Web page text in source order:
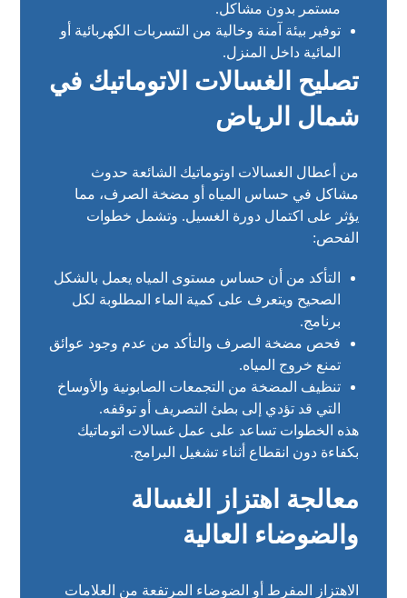
مستمر بدون مشاكل.
توفير بيئة آمنة وخالية من التسربات الكهربائية أو
المائية داخل المنزل.
تصليح الغسالات الاتوماتيك في
شمال الرياض
من أعطال الغسالات اوتوماتيك الشائعة حدوث
مشاكل في حساس المياه أو مضخة الصرف، مما
يؤثر على اكتمال دورة الغسيل. وتشمل خطوات
الفحص:
التأكد من أن حساس مستوى المياه يعمل بالشكل
الصحيح ويتعرف على كمية الماء المطلوبة لكل
برنامج.
فحص مضخة الصرف والتأكد من عدم وجود عوائق
تمنع خروج المياه.
تنظيف المضخة من التجمعات الصابونية والأوساخ
التي قد تؤدي إلى بطئ التصريف أو توقفه.
هذه الخطوات تساعد على عمل غسالات اتوماتيك
بكفاءة دون انقطاع أثناء تشغيل البرامج.
معالجة اهتزاز الغسالة
والضوضاء العالية
الاهتزاز المفرط أو الضوضاء المرتفعة من العلامات